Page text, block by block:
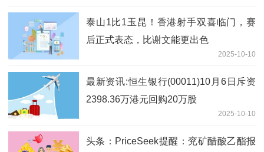
泰山1比1玉昆！香港射手双喜临门，赛
后正式表态，比谢文能更出色
2025-10-10
最新资讯:恒生银行(00011)10月6日斥资
2398.36万港元回购20万股
2025-10-10
头条：PriceSeek提醒：兖矿醋酸乙酯报